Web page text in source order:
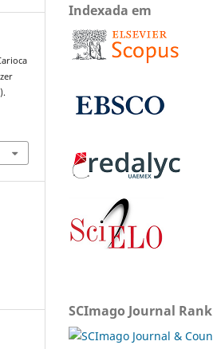
Indexada em
SCImago Journal Rank